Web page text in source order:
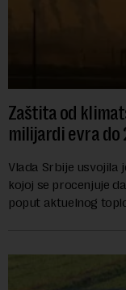
Zaštita od
milijardi evra do
Vlada Srbije usvojila
kojoj se procenjuje
poput aktuelnog